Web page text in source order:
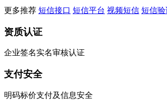
更多推荐 短信接口 短信平台 视频短信 短信
资质认证
企业签名实名审核认证
支付安全
明码标价支付及信息安全